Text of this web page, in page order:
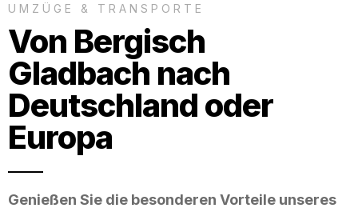
UMZÜGE & TRANSPORTE
Von Bergisch
Gladbach nach
Deutschland oder
Europa
Genießen Sie die besonderen Vorteile unseres